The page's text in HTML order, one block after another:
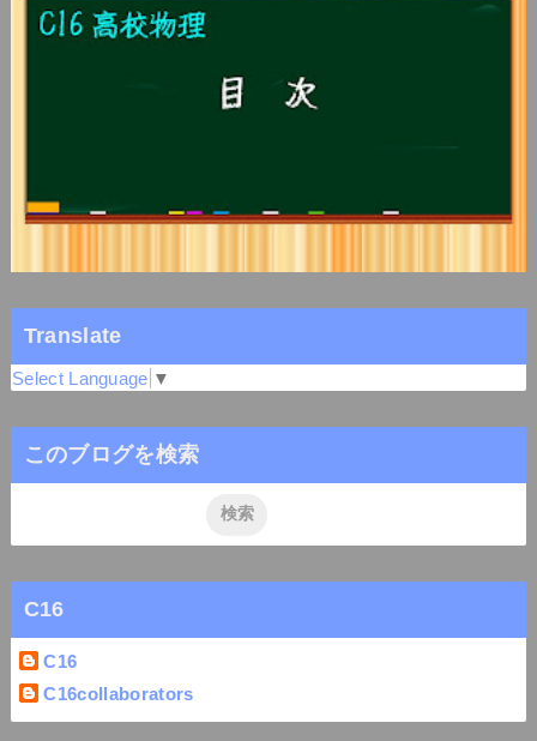
Translate
Select Language ▼
このブログを検索
C16
C16
C16collaborators